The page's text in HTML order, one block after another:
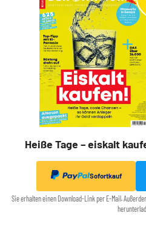
Heiße Tage – eiskalt
Sofortkauf
Sie erhalten einen Download-Link per E-Mail.